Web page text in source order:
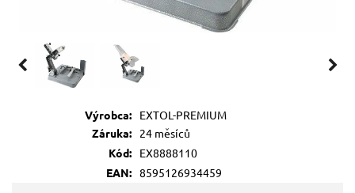
Výrobca:
EXTOL-PREMIUM
Záruka:
24 měsíců
Kód:
EX8888110
EAN: 8595126934459